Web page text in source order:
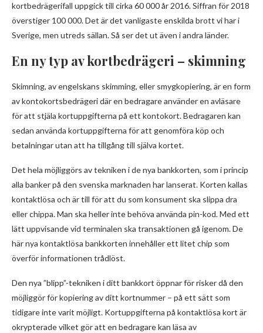
kortbedrägerifall uppgick till cirka 60 000 år 2016. Siffran för 2018
överstiger 100 000. Det är det vanligaste enskilda brott vi har i
Sverige, men utreds sällan. Så ser det ut även i andra länder.
En ny typ av kortbedrägeri – skimning
Skimning, av engelskans skimming, eller smygkopiering, är en form
av kontokortsbedrägeri där en bedragare använder en avläsare
för att stjäla kortuppgifterna på ett kontokort. Bedragaren kan
sedan använda kortuppgifterna för att genomföra köp och
betalningar utan att ha tillgång till själva kortet.
Det hela möjliggörs av tekniken i de nya bankkorten, som i princip
alla banker på den svenska marknaden har lanserat. Korten kallas
kontaktlösa och är till för att du som konsument ska slippa dra
eller chippa. Man ska heller inte behöva använda pin-kod. Med ett
lätt uppvisande vid terminalen ska transaktionen gå igenom. De
här nya kontaktlösa bankkorten innehåller ett litet chip som
överför informationen trådlöst.
Den nya ”blipp”-tekniken i ditt bankkort öppnar för risker då den
möjliggör för kopiering av ditt kortnummer – på ett sätt som
tidigare inte varit möjligt. Kortuppgifterna på kontaktlösa kort är
okrypterade vilket gör att en bedragare kan läsa av